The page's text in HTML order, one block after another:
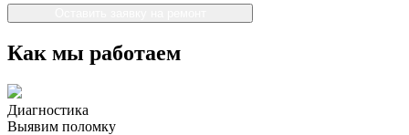
Как мы работаем
Диагностика
Выявим поломку